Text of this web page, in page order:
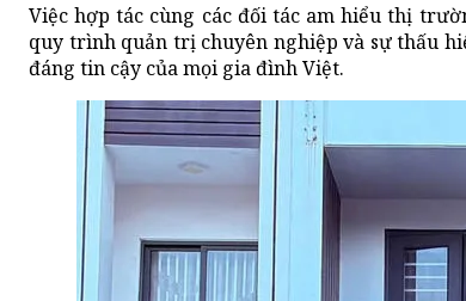
Việc hợp tác cùng các đối tác am hiểu thị
quy trình quản trị chuyên nghiệp và sự thấu
đáng tin cậy của mọi gia đình Việt.